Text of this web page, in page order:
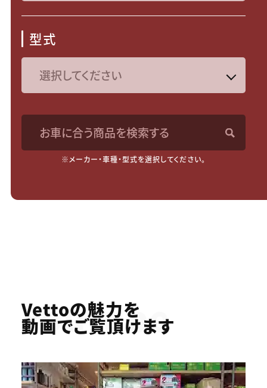
型式
お車に合う商品を検索する
※メーカー・車種・型式を選択してください。
Youtube
Vettoの魅力を
動画でご覧頂けます